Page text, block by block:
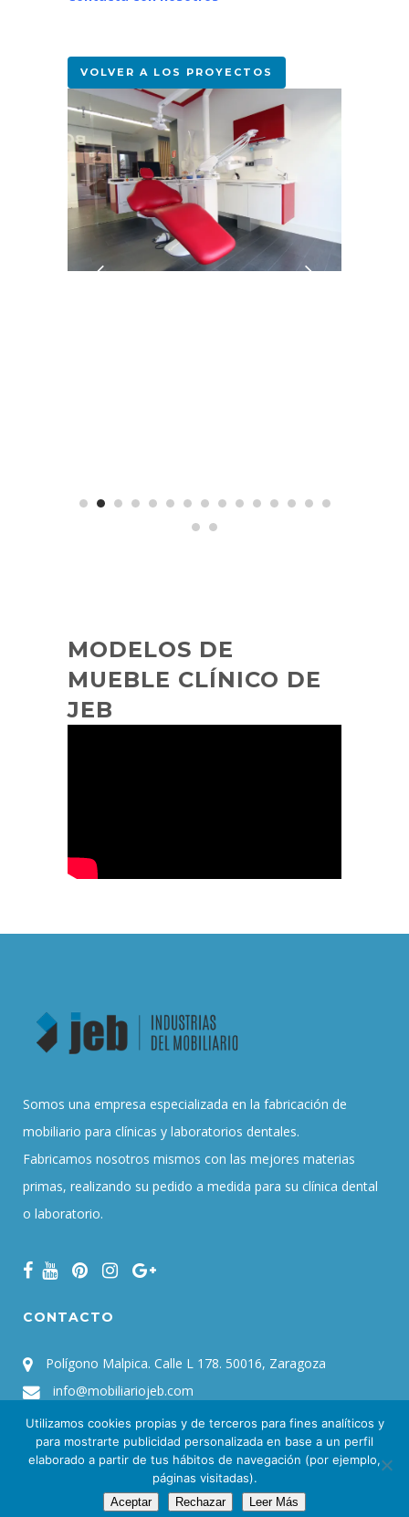
VOLVER A LOS PROYECTOS
MODELOS DE
MUEBLE CLÍNICO DE
JEB
Somos una empresa especializada en la fabricación de
mobiliario para clínicas y laboratorios dentales.
Fabricamos nosotros mismos con las mejores materias
primas, realizando su pedido a medida para su clínica dental
o laboratorio.
CONTACTO
Polígono Malpica. Calle L 178. 50016, Zaragoza
info@mobiliariojeb.com
Teléfono:+34 976 577 121
ESCRÍBENOS
Utilizamos cookies propias y de terceros para fines analíticos y
para mostrarte publicidad personalizada en base a un perfil
elaborado a partir de tus hábitos de navegación (por ejemplo,
páginas visitadas).
Aceptar Rechazar Leer Más